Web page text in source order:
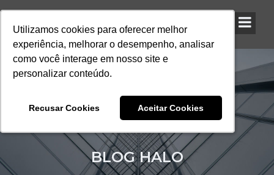
Utilizamos cookies para oferecer melhor
experiência, melhorar o desempenho, analisar
como você interage em nosso site e
personalizar conteúdo.
Recusar Cookies Aceitar Cookies
Utilizamos cookies para oferecer melhor
experiência, melhorar o desempenho, analisar
como você interage em nosso site e
personalizar conteúdo.
Recusar Cookies Aceitar Cookies
Utilizamos cookies para oferecer melhor
experiência, melhorar o desempenho, analisar
como você interage em nosso site e
personalizar conteúdo.
Recusar Cookies Aceitar Cookies
BLOG HALO